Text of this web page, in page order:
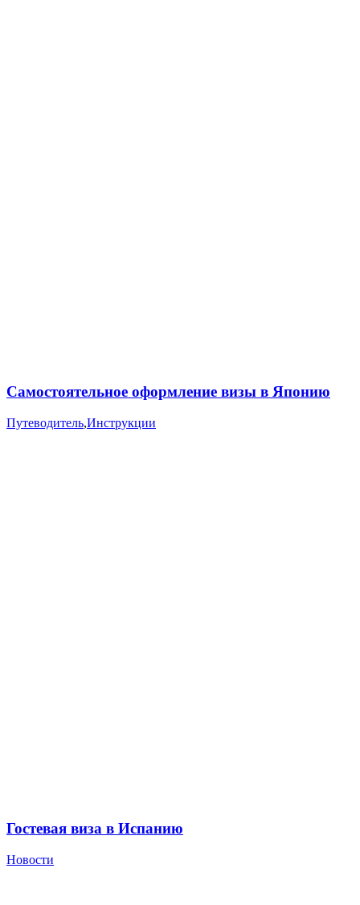
Самостоятельное оформление визы в Японию
Путеводитель,Инструкции
Гостевая виза в Испанию
Новости